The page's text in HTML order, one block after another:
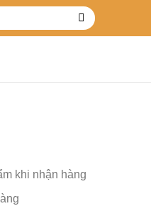
khi nhận hàng